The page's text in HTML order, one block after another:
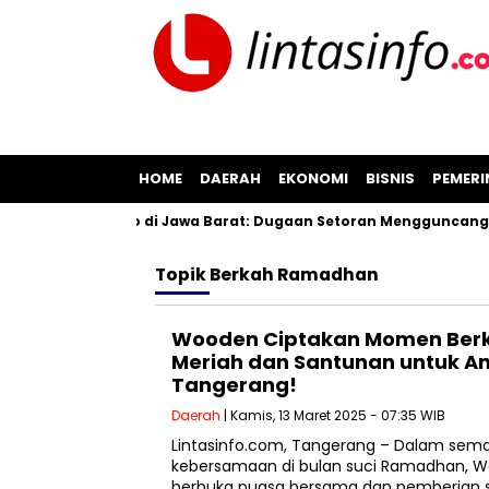
HOME DAERAH EKONOMI BISNIS
Pil Koplo di Jawa Barat: Dugaan Setoran Mengguncang
TopikBerkah Ramadhan
Wooden Ciptakan Momen
Meriah dan Santunan untuk
Tangerang!
Daerah | Kamis, 13 Maret 2025 - 07:35 WIB
Lintasinfo.com, Tangerang – Dalam
kebersamaan di bulan suci Ramadhan,